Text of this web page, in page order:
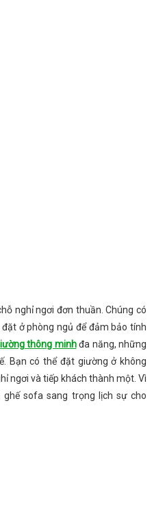
nghỉ ngơi đơn thuần. Chúng có
ở phòng ngủ để đảm bảo tính
thông minhđa năng, những
Bạn có thể đặt giường ở không
ngơi và tiếp khách thành một. Vì
ghế sofa sang trọng lịch sự cho